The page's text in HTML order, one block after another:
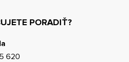
PORADIŤ?
620